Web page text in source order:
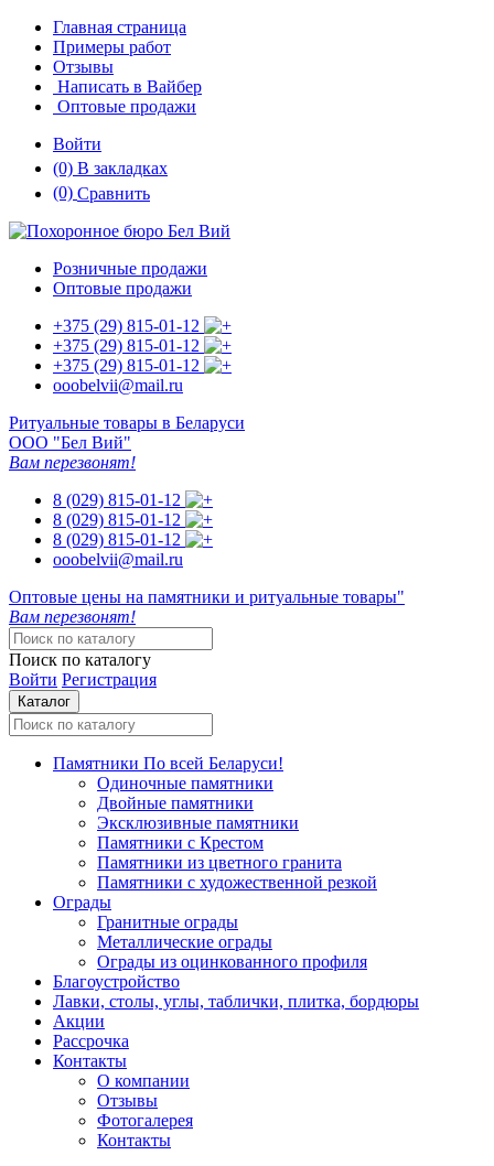
Главная страница
Примеры работ
Отзывы
Написать в Вайбер
Оптовые продажи
Войти
(0) В закладках
(0) Сравнить
Розничные продажи
Оптовые продажи
+375 (29) 815-01-12
+375 (29) 815-01-12
+375 (29) 815-01-12
ooobelvii@mail.ru
Ритуальные товары в Беларуси
ООО "Бел Вий"
Вам перезвонят!
8 (029) 815-01-12
8 (029) 815-01-12
8 (029) 815-01-12
ooobelvii@mail.ru
Оптовые цены на памятники и ритуальные товары"
Вам перезвонят!
Поиск по каталогу
Войти Регистрация
Каталог
Памятники По всей Беларуси!
Одиночные памятники
Двойные памятники
Эксклюзивные памятники
Памятники с Крестом
Памятники из цветного гранита
Памятники с художественной резкой
Ограды
Гранитные ограды
Металлические ограды
Ограды из оцинкованного профиля
Благоустройство
Лавки, столы, углы, таблички, плитка, бордюры
Акции
Рассрочка
Контакты
О компании
Отзывы
Фотогалерея
Контакты